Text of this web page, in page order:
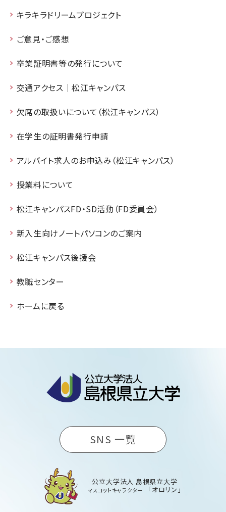
キラキラドリームプロジェクト
ご意見・ご感想
卒業証明書等の発行について
交通アクセス｜松江キャンパス
欠席の取扱いについて（松江キャンパス）
在学生の証明書発行申請
アルバイト求人のお申込み（松江キャンパス）
授業料について
松江キャンパスFD・SD活動（FD委員会）
新入生向けノートパソコンのご案内
松江キャンパス後援会
教職センター
ホームに戻る
SNS 一覧
公立大学法人 島根県立大学
マスコットキャラクター 「オロリン」